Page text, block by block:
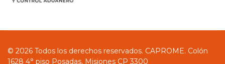
© 2026 Todos los derechos reservados. CAPROME. Colón
1628 4° piso Posadas, Misiones CP 3300